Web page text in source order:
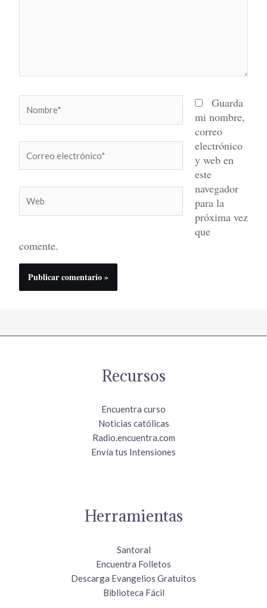
electrónico*
Guarda
mi nombre,
correo
electrónico
y web en
este
navegador
para la
próxima vez
que
comente.
Recursos
Encuentra curso
Noticias católicas
Radio.encuentra.com
Envía tus Intensiones
Herramientas
Santoral
Encuentra Folletos
Descarga Evangelios Gratuitos
Biblioteca Fácil